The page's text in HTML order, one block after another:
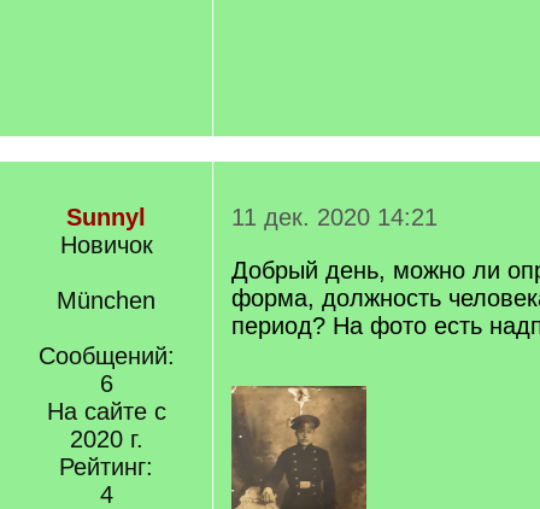
Sunnyl
Новичок
München
Сообщений:
6
На сайте с
2020 г.
Рейтинг:
4
11 дек. 2020 14:21
Добрый день, можно ли
форма, должность
период? На фото есть